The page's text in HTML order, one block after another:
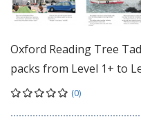
Oxford Reading Tree
packs from Level 1+ to
(0)